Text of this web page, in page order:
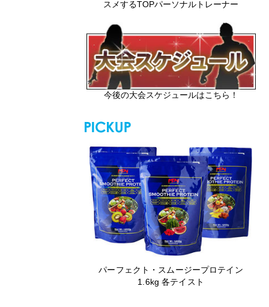
スメするTOPパーソナルトレーナー
今後の大会スケジュールはこちら！
パーフェクト・スムージープロテイン
1.6kg 各テイスト